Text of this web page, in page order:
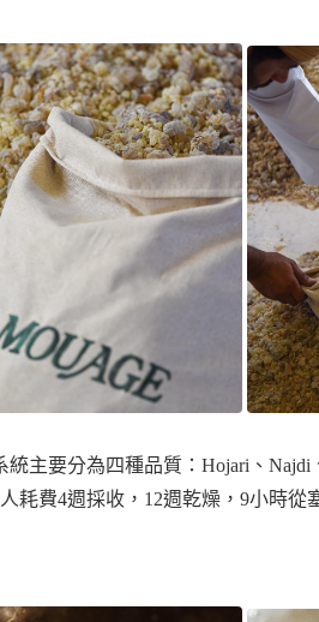
主要分為四種品質：Hojari、Najdi
費4週採收，12週乾燥，9小時從